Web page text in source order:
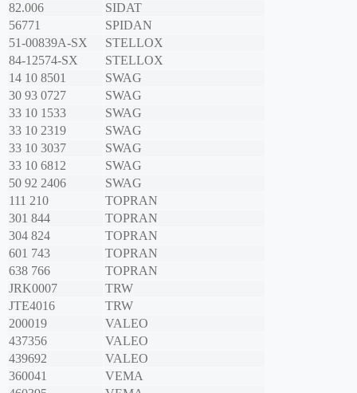
82.006
SIDAT
56771
SPIDAN
51-00839A-SX
STELLOX
84-12574-SX
STELLOX
14 10 8501
SWAG
30 93 0727
SWAG
33 10 1533
SWAG
33 10 2319
SWAG
33 10 3037
SWAG
33 10 6812
SWAG
50 92 2406
SWAG
111 210
TOPRAN
301 844
TOPRAN
304 824
TOPRAN
601 743
TOPRAN
638 766
TOPRAN
JRK0007
TRW
JTE4016
TRW
200019
VALEO
437356
VALEO
439692
VALEO
360041
VEMA